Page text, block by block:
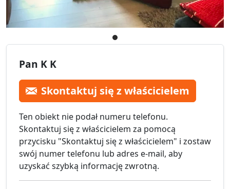
Pan K K
Skontaktuj się z właścicielem
Ten obiekt nie podał numeru telefonu.
Skontaktuj się z właścicielem za pomocą
przycisku "Skontaktuj się z właścicielem" i zostaw
swój numer telefonu lub adres e-mail, aby
uzyskać szybką informację zwrotną.